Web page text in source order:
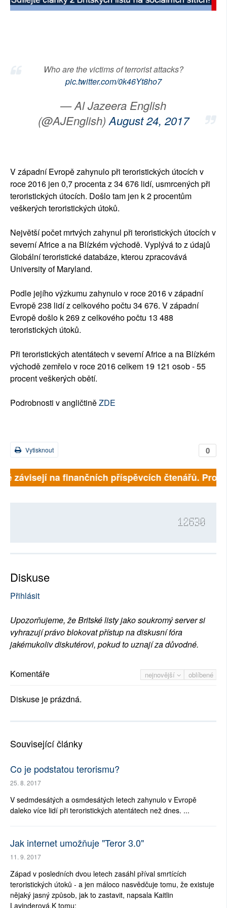
SOCIÁLNÍ SÍTĚ
Who are the victims of terrorist attacks?
pic.twitter.com/0k46Yt8ho7
— Al Jazeera English
(@AJEnglish) August 24, 2017
V západní Evropě zahynulo při teroristických útocích v
roce 2016 jen 0,7 procenta z 34 676 lidí, usmrcených při
teroristických útocích. Došlo tam jen k 2 procentům
veškerých teroristických útoků.
Největší počet mrtvých zahynul při teroristických útocích v
severní Africe a na Blízkém východě. Vyplývá to z údajů
Globální teroristické databáze, kterou zpracovává
University of Maryland.
Podle jejího výzkumu zahynulo v roce 2016 v západní
Evropě 238 lidí z celkového počtu 34 676. V západní
Evropě došlo k 269 z celkového počtu 13 488
teroristických útoků.
Při teroristických atentátech v severní Africe a na Blízkém
východě zemřelo v roce 2016 celkem 19 121 osob - 55
procent veškerých obětí.
Podrobnosti v angličtiněZDE
0
Vytisknout
závisejí na finančních příspěvcích čtenářů.
12630
Diskuse
Přihlásit
Upozorňujeme, že Britské listy jako soukromý server si
vyhrazují právo blokovat přístup na diskusní fóra
jakémukoliv diskutérovi, pokud to uznají za důvodné.
nejnovější oblíbené
Komentáře
Diskuse je prázdná.
Související články
Co je podstatou terorismu?
25. 8. 2017
V sedmdesátých a osmdesátých letech zahynulo v Evropě
daleko více lidí při teroristických atentátech než dnes. ...
Jak internet umožňuje "Teror 3.0"
11. 9. 2017
Západ v posledních dvou letech zasáhl příval smrtících
teroristických útoků - a jen máloco nasvědčuje tomu, že existuje
nějaký jasný způsob, jak to zastavit, napsala Kaitlin
Lavinderová.K tomu: